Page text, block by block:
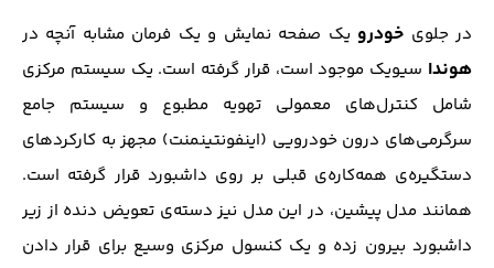
در جلوی خودرو یک صفحه نمایش و یک فرمان مشابه آنچه در
هوندا سیویک موجود است، قرار گرفته است. یک سیستم مرکزی
شامل کنترل‌های معمولی تهویه مطبوع و سیستم جامع
سرگرمی‌های درون خودرویی (اینفونتینمنت) مجهز به کارکردهای
دستگیره‌ی همه‌کاره‌ی قبلی بر روی داشبورد قرار گرفته است.
همانند مدل پیشین، در این مدل نیز دسته‌ی تعویض دنده از زیر
داشبورد بیرون زده و یک کنسول مرکزی وسیع برای قرار دادن